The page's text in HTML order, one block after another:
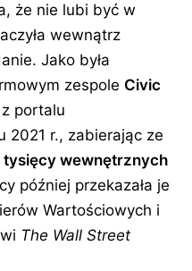
że nie lubi być w
wewnątrz
Jako była
zespole Civic
portalu
2021 r., zabierając ze
tysięcy wewnętrznych
później przekazała je
Wartościowych i
The Wall Street